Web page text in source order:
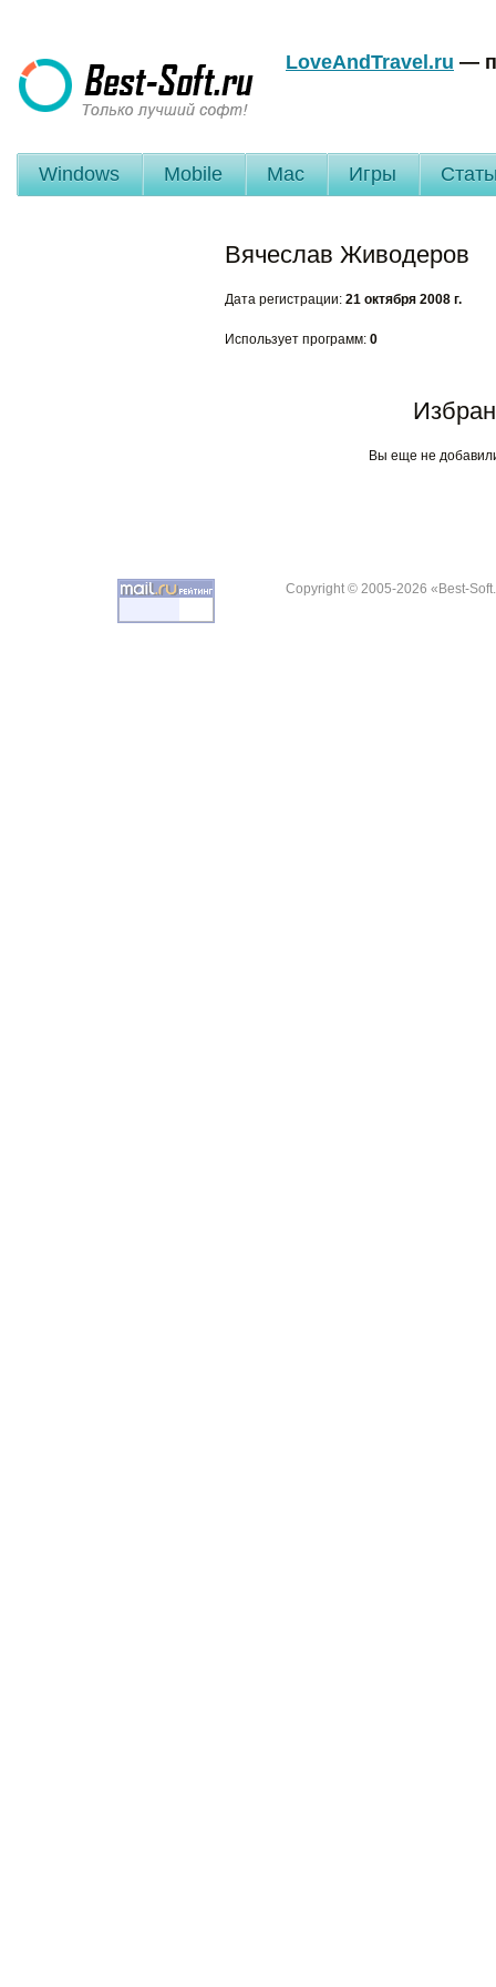
LoveAndTravel.ru —
Windows Mobile Mac Игры
Вячеслав Живодеров
Дата регистрации: 21 октября 2008 г.
Использует программ: 0
Вы еще не
Copyright © 2005-2026 «Best-